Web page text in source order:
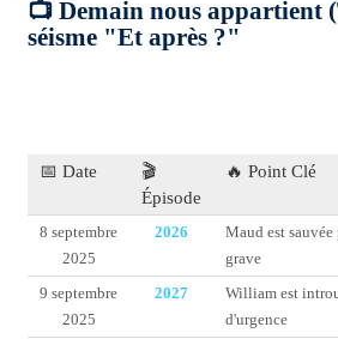
📺 Demain nous appartient
séisme "Et après ?"
📅 Date
🎬
Épisode
🔥 Point Clé
8 septembre
2025
2026
Maud est sauvée
grave
9 septembre
2025
2027
William est
d'urgence